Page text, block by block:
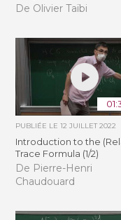
De Olivier Taïbi
PUBLIÉE LE12 JUILLET 2022
Introduction to the
Trace Formula (1/2)
De Pierre-Henri
Chaudouard